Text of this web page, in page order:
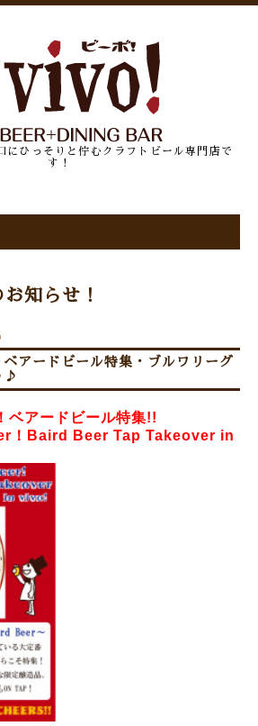
にひっそりと佇むクラフトビール専門店で
す！
知らせ！
アードビール特集・ブルワリーグ
ベアードビール特集!!
！Baird Beer Tap Takeover in